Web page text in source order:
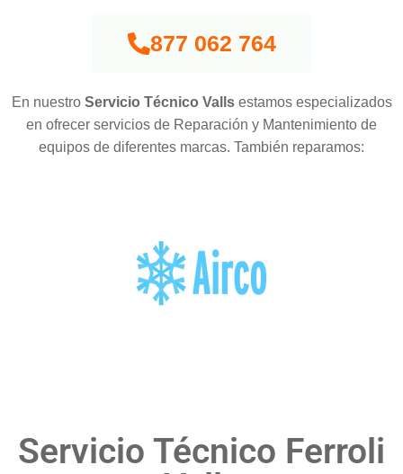
877 062 764
En nuestro Servicio Técnico Valls estamos especializados
en ofrecer servicios de Reparación y Mantenimiento de
equipos de diferentes marcas. También reparamos:
Servicio Técnico Ferroli